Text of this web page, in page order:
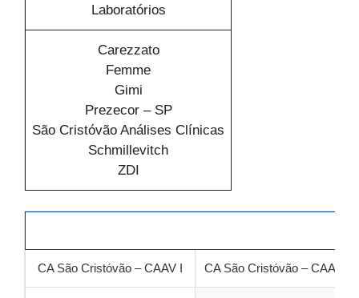
Laboratórios
Carezzato
Femme
Gimi
Prezecor – SP
São Cristóvão Análises Clínicas
Schmillevitch
ZDI
CA São Cristóvão – CAAV I CA São Cristóvão – CAAV II